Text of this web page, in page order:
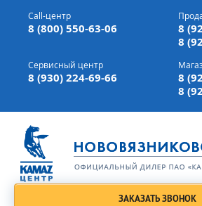
г. Вязники,ул. Механизаторов, д 90
Доставка а/м,по всей России
Call-центр
8 (800) 550-63-06
8
8
Сервисный центр
8 (930) 224-69-66
8
8
ЗАКАЗАТЬ ЗВОНОК